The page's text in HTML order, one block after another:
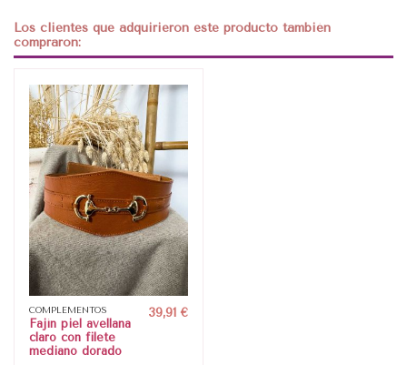
Los clientes que adquirieron este producto también
compraron:
COMPLEMENTOS
Fajín piel avellana
claro con filete
mediano dorado
39,91 €